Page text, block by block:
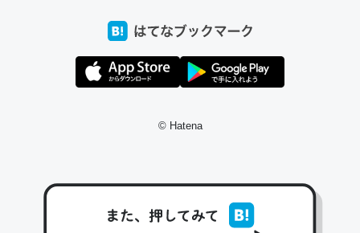
で、気になる場合はにんにくだけ加熱してから加えたりガ
─野菜が止まらなくなる南フランス発祥の万能ソース「アイオリソ
ース」の作り方をビストロ居酒屋のシェフに聞いてみた - メシ通 | ホ
スペインにもアリオリソースがあり、それも美味しいんだ
けど、読み方が違うだけで同じものを指すのか、また違う
© Hatena